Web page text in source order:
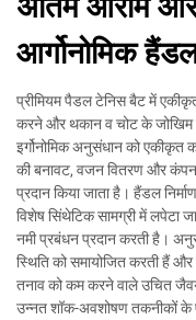
आर्गोनोमिक
प्रीमियम पैडल टेनिस बैट में
करने और थकान व चोट के जोखिम
इर्गोनोमिक अनुसंधान को एकीकृत
की बनावट, वजन वितरण और
प्रदान किया जाता है। हैंडल
विशेष सिंथेटिक सामग्री में लपेटा
नमी प्रबंधन प्रदान करती है।
स्थिति को समायोजित करती हैं
तनाव को कम करने वाले उचित
उन्नत शॉक-अवशोषण तकनीकों के